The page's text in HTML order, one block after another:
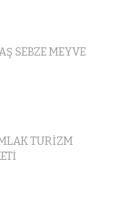
SEBZE MEYVE
TURİZM